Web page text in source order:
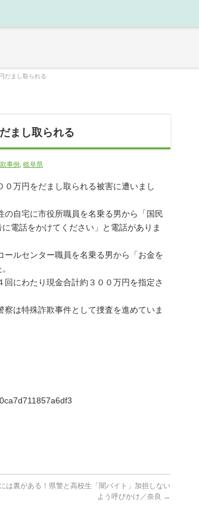
だまし取られる
まし取られる
事例 岐阜県
万円をだまし取られる被害に遭いまし
自宅に市役所職員を名乗る男から「国民
電話をかけてください」と電話がありま
ルセンター職員を名乗る男から「お金を
にわたり現金合計約３００万円を指定さ
は特殊詐欺事件として捜査を進めていま
は裏がある！県警と高校生「闇バイト」加担しない
よう呼びかけ／奈良 →